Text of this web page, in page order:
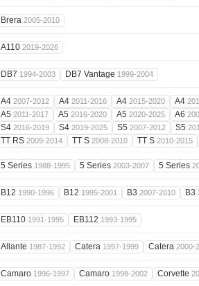
Brera 2005-2010
A110 2019-2026
DB7 1994-2003 DB7 Vantage 1999-2004
A4 2007-2012 A4 2011-2016 A4 2015-2020 A4
A5 2011-2017 A5 2016-2020 A5 2020-2025 A6
S4 2016-2019 S4 2019-2025 S5 2007-2012 S5
TT RS 2009-2014 TT S 2008-2010 TT S 2010-2015
5 Series 1988-1995 5 Series 2003-2007 5 Series
B12 1990-1996 B12 1995-2001 B3 2007-2010 B3
EB110 1991-1995 EB112 1993-1995
Allante 1987-1992 Catera 1997-1999 Catera 2000-
Camaro 1996-1997 Camaro 1998-2002 Corvette